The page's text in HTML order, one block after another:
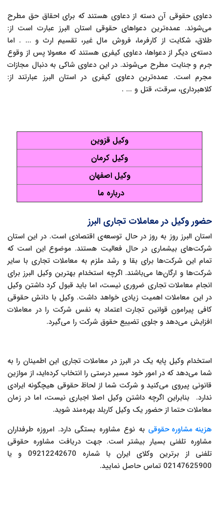
دعاوی حقوقی آن دسته از دعاوی هستند که برای احقاق حق مطرح
می‌شوند. عمده‌ترین دعواهای حقوقی استان البرز عبارت است از:
طلاق، شکایت از کارفرما، فروش مال غیر، تقسیم ارث و ... . اما
دسته‌ی دیگر از دعواها، دعاوی کیفری هستند که معمولا پس از وقوع
جرم و جنایت مطرح می‌شوند. در این دعاوی شاکی به دنبال مجازات
مجرم است. عمده‌ترین دعاوی کیفری در استان البرز عبارتند از:
کلاهبرداری، سرقت، قتل و ... .
وکیل قزوین
وکیل کرمان
وکیل اصفهان
درباره ما
حضور وکیل در معاملات تجاری البرز
استان البرز روز به روز در حال توسعه‌ی اقتصادی است. در این استان
شرکت‌های بیشماری در حال فعالیت هستند. موضوع این است که
تمام این شرکت‌ها برای بقا و رشد ملزم به معاملات تجاری با سایر
شرکت‌ها و ارگان‌ها می‌باشند. اگرچه استخدام بهترین وکیل البرز برای
انجام معاملات تجاری ضروری نیست، اما باید قبول کرد داشتن وکیل
در این معاملات اهمیت زیادی خواهد داشت. وکیل با دانش حقوقی
کافی پیرامون قوانین تجارت اعتماد به نفس شرکت را در معاملات
افزایش می‌دهد و جلوی تضییع حقوق شرکت را می‌گیرد.
استخدام وکیل پایه یک در البرز در معاملات تجاری این اطمینان را به
شما می‌دهد که در امور خود مسیر درستی را انتخاب کرده‌اید، از موازین
قانونی پیروی می‌کنید و شرکت شما از لحاظ حقوقی هیچگونه ایرادی
ندارد. بنابراین اگرچه داشتن وکیل اصلا اجباری نیست، اما در زمان
معاملات حتما از حضور یک وکیل کاربلد بهره‌مند شوید.
هزینه مشاوره حقوقی به نوع مشاوره بستگی دارد. امروزه طرفداران
مشاوره تلفنی بسیار بیشتر است. جهت دریافت مشاوره حقوقی
تلفنی از برترین وکلای ایران با شماره 09212242670 و یا
02147625900 تماس حاصل نمایید.